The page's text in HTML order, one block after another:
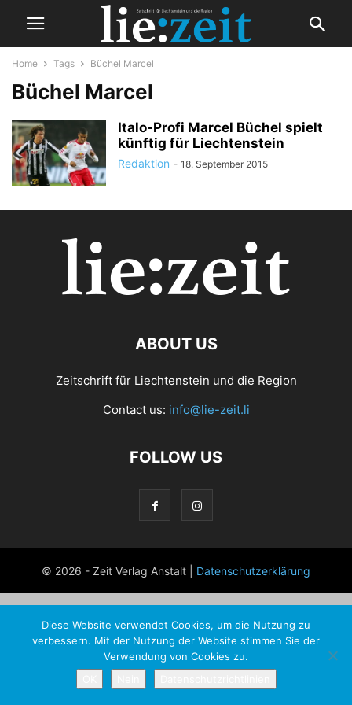
Home Tags Büchel Marcel
Büchel Marcel
Italo-Profi Marcel Büchel spielt
künftig für Liechtenstein
Redaktion - 18. September 2015
ABOUT US
Zeitschrift für Liechtenstein und die Region
Contact us: info@lie-zeit.li
FOLLOW US
© 2026 - Zeit Verlag Anstalt | Datenschutzerklärung
Diese Website verwendet Cookies, um die Nutzung zu
verbessern. Mit der Nutzung der Website stimmen Sie der
Verwendung von Cookies zu.